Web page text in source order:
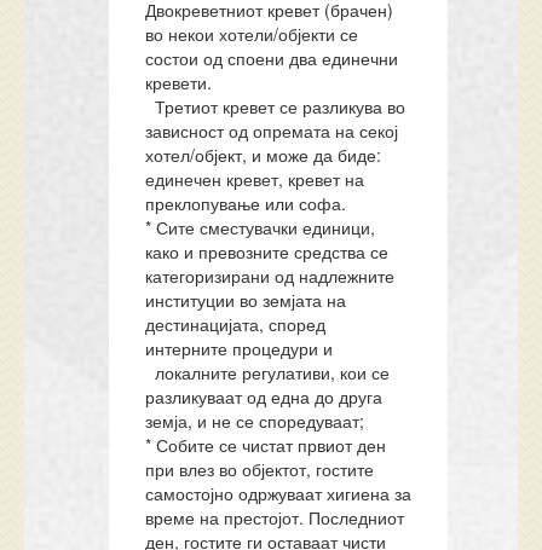
Двокреветниот кревет (брачен)
во некои хотели/објекти се
состои од споени два единечни
кревети.
Третиот кревет се разликува во
зависност од опремата на секој
хотел/објект, и може да биде:
единечен кревет, кревет на
преклопување или софа.
* Сите сместувачки единици,
како и превозните средства се
категоризирани од надлежните
институции во земјата на
дестинацијата, според
интерните процедури и
локалните регулативи, кои се
разликуваат од една до друга
земја, и не се споредуваат;
* Собите се чистат првиот ден
при влез во објектот, гостите
самостојно одржуваат хигиена за
време на престојот. Последниот
ден, гостите ги оставаат чисти